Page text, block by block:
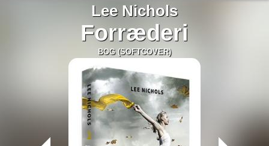
Lee Nichols
Forræderi
BOG (SOFTCOVER)